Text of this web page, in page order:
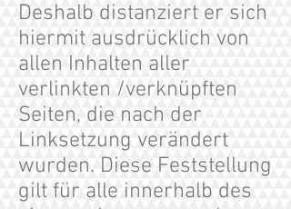
Deshalb distanziert er sich
hiermit ausdrücklich von
allen Inhalten aller
verlinkten /verknüpften
Seiten, die nach der
Linksetzung verändert
wurden. Diese Feststellung
gilt für alle innerhalb des